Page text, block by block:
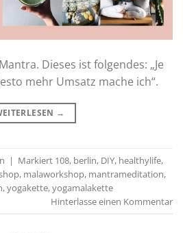
Dieses ist folgendes: „Je
mehr Umsatz mache ich“.
→
| Markiert 108, berlin, DIY, healthylife,
, malaworkshop, mantrameditation,
,yogakette,yogamalakette
Hinterlasse einen Kommentar